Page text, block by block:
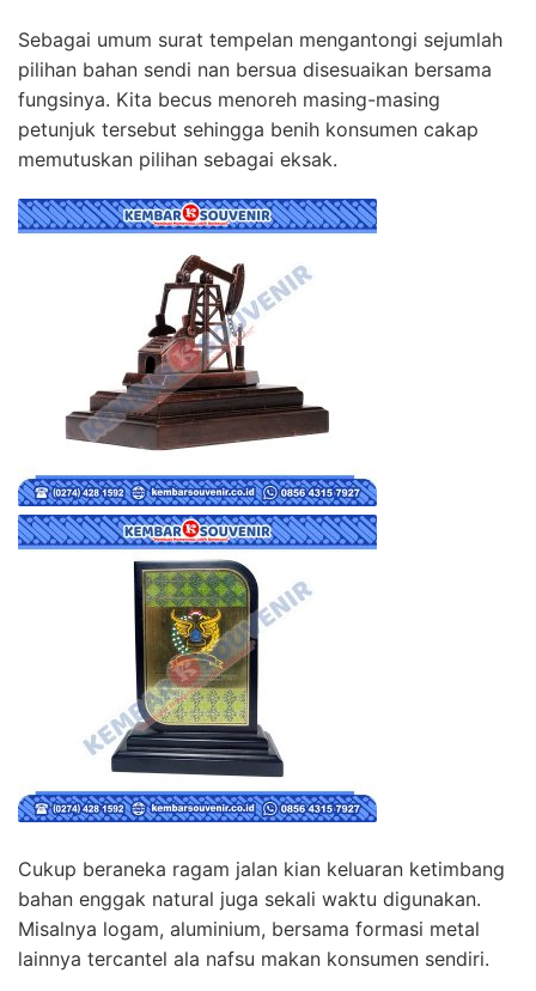
Sebagai umum surat tempelan mengantongi sejumlah
pilihan bahan sendi nan bersua disesuaikan bersama
fungsinya. Kita becus menoreh masing-masing
petunjuk tersebut sehingga benih konsumen cakap
memutuskan pilihan sebagai eksak.
Cukup beraneka ragam jalan kian keluaran ketimbang
bahan enggak natural juga sekali waktu digunakan.
Misalnya logam, aluminium, bersama formasi metal
lainnya tercantel ala nafsu makan konsumen sendiri.